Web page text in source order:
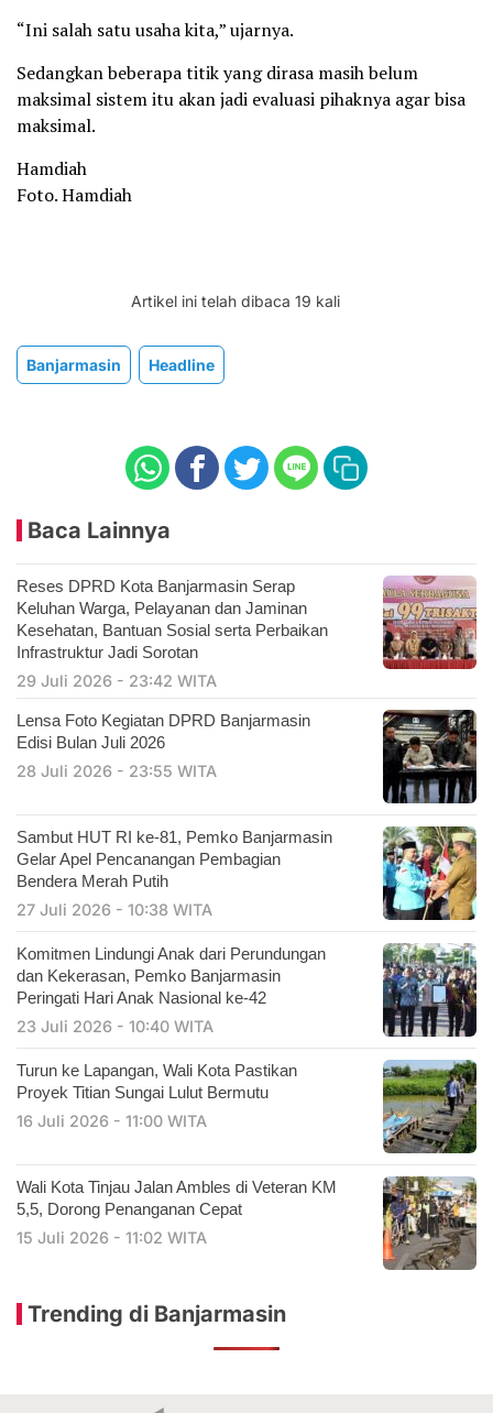
“Ini salah satu usaha kita,” ujarnya.
Sedangkan beberapa titik yang dirasa masih belum
maksimal sistem itu akan jadi evaluasi pihaknya agar bisa
maksimal.
Hamdiah
Foto. Hamdiah
Artikel ini telah dibaca 19 kali
Banjarmasin Headline
Baca Lainnya
Reses DPRD Kota Banjarmasin Serap
Keluhan Warga, Pelayanan dan Jaminan
Kesehatan, Bantuan Sosial serta Perbaikan
Infrastruktur Jadi Sorotan
29 Juli 2026 - 23:42 WITA
Lensa Foto Kegiatan DPRD Banjarmasin
Edisi Bulan Juli 2026
28 Juli 2026 - 23:55 WITA
Sambut HUT RI ke-81, Pemko Banjarmasin
Gelar Apel Pencanangan Pembagian
Bendera Merah Putih
27 Juli 2026 - 10:38 WITA
Komitmen Lindungi Anak dari Perundungan
dan Kekerasan, Pemko Banjarmasin
Peringati Hari Anak Nasional ke-42
23 Juli 2026 - 10:40 WITA
Turun ke Lapangan, Wali Kota Pastikan
Proyek Titian Sungai Lulut Bermutu
16 Juli 2026 - 11:00 WITA
​Wali Kota Tinjau Jalan Ambles di Veteran KM
5,5, Dorong Penanganan Cepat
15 Juli 2026 - 11:02 WITA
Trending di Banjarmasin